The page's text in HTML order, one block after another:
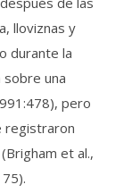
lloviznas y
durante la
una
pero
registraron
et al.,